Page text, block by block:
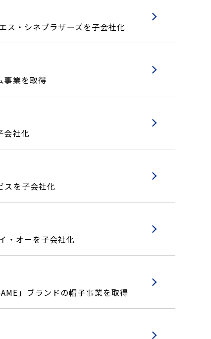
ス・シネブラザーズを子会社化
事業を取得
会社化
スを子会社化
・オーを子会社化
」ブランドの帽子事業を取得